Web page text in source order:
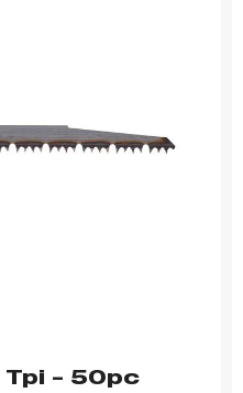
– 50pc